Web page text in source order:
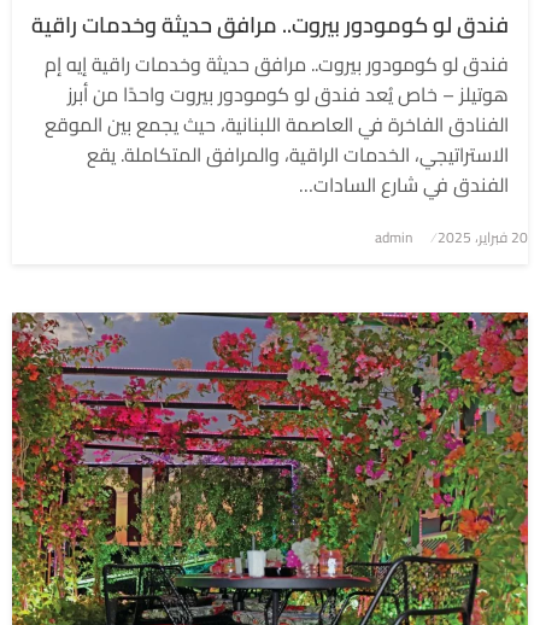
فندق لو كومودور بيروت.. مرافق حديثة وخدمات راقية
فندق لو كومودور بيروت.. مرافق حديثة وخدمات راقية إيه إم
هوتيلز – خاص يُعد فندق لو كومودور بيروت واحدًا من أبرز
الفنادق الفاخرة في العاصمة اللبنانية، حيث يجمع بين الموقع
الاستراتيجي، الخدمات الراقية، والمرافق المتكاملة. يقع
الفندق في شارع السادات…
نُشر
20 فبراير، 2025 admin